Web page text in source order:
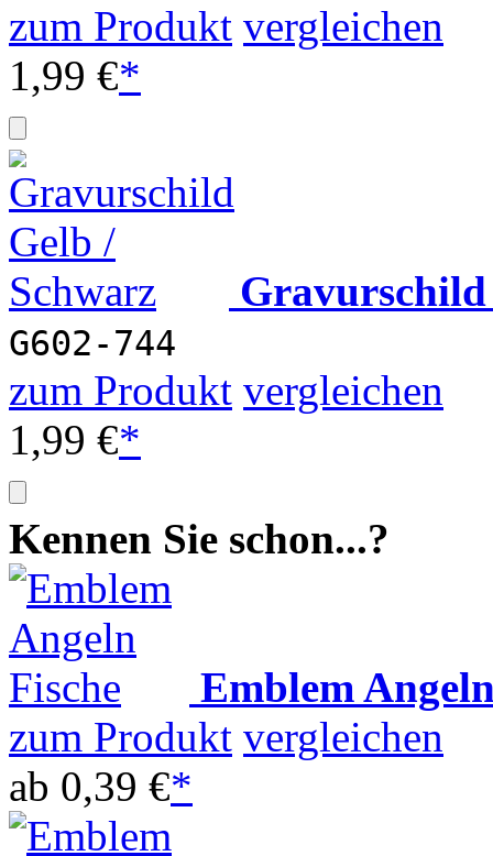
zum Produkt vergleichen
1,99 €*
G602-744
zum Produkt vergleichen
1,99 €*
Kennen Sie schon...?
Emblem
zum Produkt vergleichen
ab 0,39 €*